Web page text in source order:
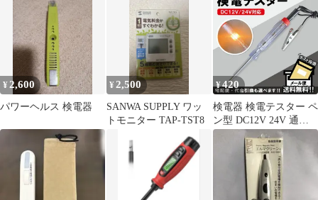
車用 直流電圧検出 極性
判定 自動車整備 回路テ
スト用
¥ 2,600
パワーヘルス 検電器
¥ 2,500
SANWA SUPPLY ワッ
トモニター TAP-TST8
¥420
検電器 検電テスター ペ
ン型 DC12V 24V 通電
チェッカー 点灯 電圧
測定 簡単